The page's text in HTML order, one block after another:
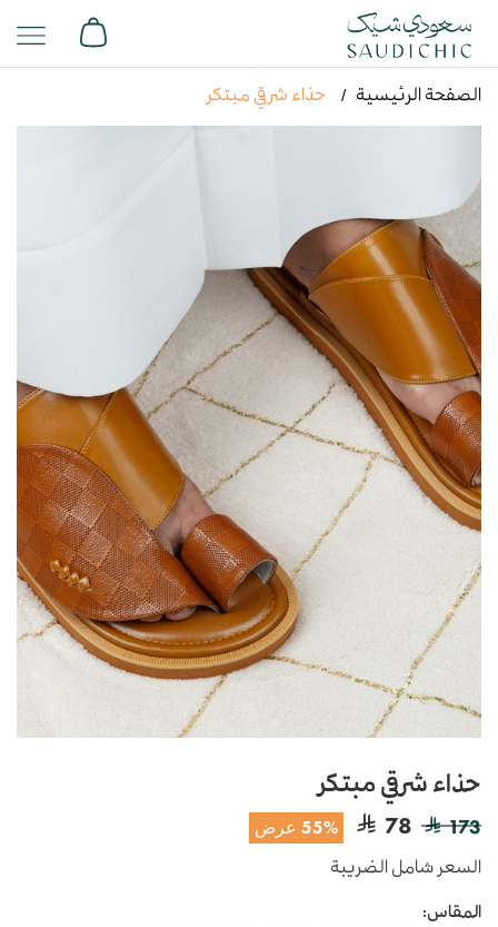
الصفحة الرئيسية حذاء شرقي مبتكر
حذاء شرقي مبتكر
173
78 55% عرض
السعر شامل الضريبة
المقاس: